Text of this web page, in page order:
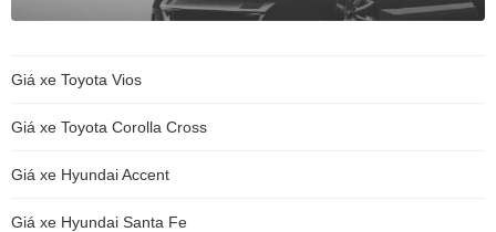
Giá xe Toyota Vios
Giá xe Toyota Corolla Cross
Giá xe Hyundai Accent
Giá xe Hyundai Santa Fe